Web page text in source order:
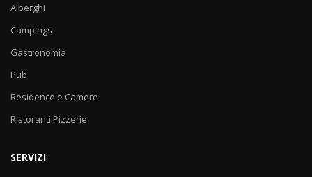
Alberghi
Campings
Gastronomia
Pub
Residence e Camere
Ristoranti Pizzerie
SERVIZI